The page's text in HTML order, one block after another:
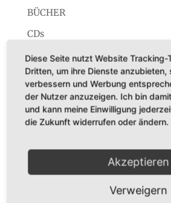
BÜCHER
CDs
Konzerte
Startseite
Dr. Karl Adamek
Diese Seite nutzt Website Tracking-
Dritten, um ihre Dienste anzubieten,
verbessern und Werbung
der Nutzer anzuzeigen. Ich bin
und kann meine Einwilligung
die Zukunft widerrufen oder ändern.
Akzeptieren
Verweigern